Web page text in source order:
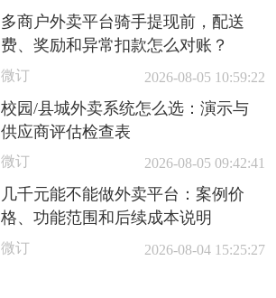
多商户外卖平台骑手提现前，配送
费、奖励和异常扣款怎么对账？
微订 2026-08-05 10:59:22
校园/县城外卖系统怎么选：演示与
供应商评估检查表
微订 2026-08-05 09:42:41
几千元能不能做外卖平台：案例价
格、功能范围和后续成本说明
微订 2026-08-04 15:25:27